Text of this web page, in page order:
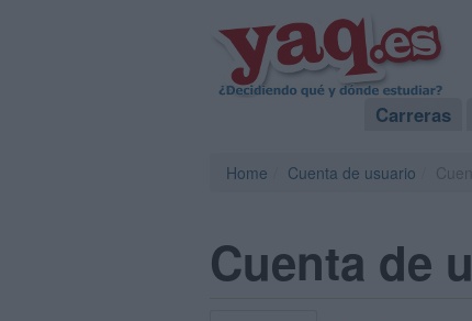
Carreras
Home Cuenta de usuario
Cuenta de